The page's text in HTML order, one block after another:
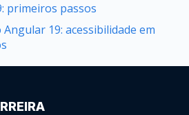
primeiros passos
19: acessibilidade em